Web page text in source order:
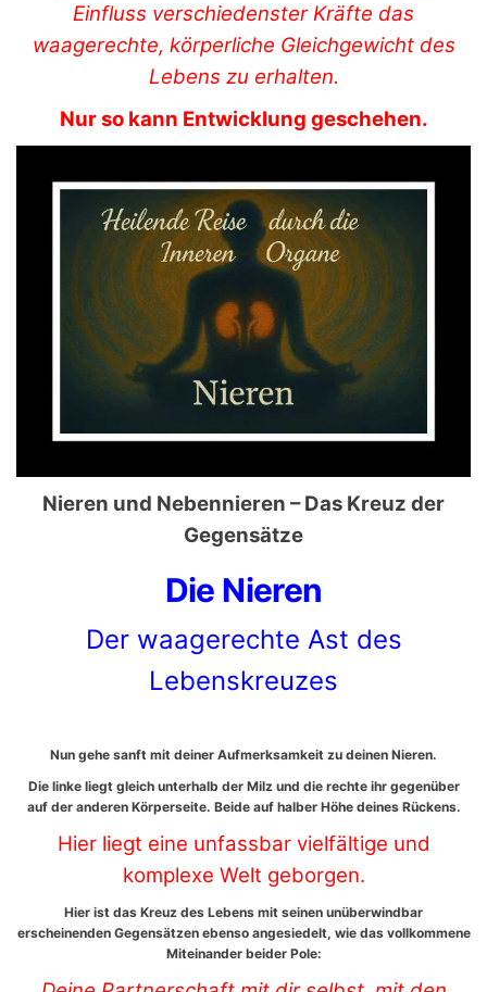
Einfluss verschiedenster Kräfte das
waagerechte, körperliche Gleichgewicht des
Lebens zu erhalten.
Nur so kann Entwicklung geschehen.
Nieren und Nebennieren –Das Kreuz der
Gegensätze
Die Nieren
Der waagerechte Ast des
Lebenskreuzes
Nun gehe sanft mit deiner Aufmerksamkeit zu deinen Nieren.
Die linke liegt gleich unterhalb der Milz und die rechte ihr gegenüber
auf der anderen Körperseite. Beide auf halber Höhe deines Rückens.
Hier liegt eine unfassbar vielfältige und
komplexe Welt geborgen.
Hier ist das Kreuz des Lebens mit seinen unüberwindbar
erscheinenden Gegensätzen ebenso angesiedelt, wie das vollkommene
Miteinander beider Pole: